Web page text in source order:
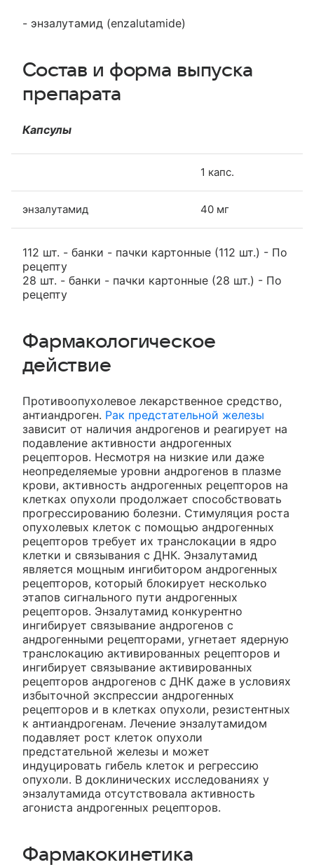
- энзалутамид (enzalutamide)
Состав и форма выпуска
препарата
Капсулы
1 капс.
энзалутамид 40 мг
112 шт. - банки - пачки картонные (112 шт.) - По
рецепту
28 шт. - банки - пачки картонные (28 шт.) - По
рецепту
Фармакологическое
действие
Противоопухолевое лекарственное средство,
антиандроген. Рак предстательной железы
зависит от наличия андрогенов и реагирует на
подавление активности андрогенных
рецепторов. Несмотря на низкие или даже
неопределяемые уровни андрогенов в плазме
крови, активность андрогенных рецепторов на
клетках опухоли продолжает способствовать
прогрессированию болезни. Стимуляция роста
опухолевых клеток с помощью андрогенных
рецепторов требует их транслокации в ядро
клетки и связывания с ДНК. Энзалутамид
является мощным ингибитором андрогенных
рецепторов, который блокирует несколько
этапов сигнального пути андрогенных
рецепторов. Энзалутамид конкурентно
ингибирует связывание андрогенов с
андрогенными рецепторами, угнетает ядерную
транслокацию активированных рецепторов и
ингибирует связывание активированных
рецепторов андрогенов с ДНК даже в условиях
избыточной экспрессии андрогенных
рецепторов и в клетках опухоли, резистентных
к антиандрогенам. Лечение энзалутамидом
подавляет рост клеток опухоли
предстательной железы и может
индуцировать гибель клеток и регрессию
опухоли. В доклинических исследованиях у
энзалутамида отсутствовала активность
агониста андрогенных рецепторов.
Фармакокинетика